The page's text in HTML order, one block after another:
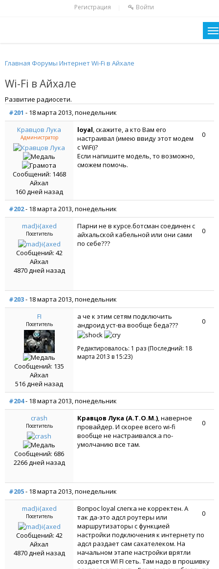
Регистрация Войти
Главная Форумы ИнтернетWi-Fi в Айхале
Wi-Fi в Айхале
Развитие радиосети.
#201 - 18 марта 2013, понедельник
Кравцов Лука
Администратор
Сообщений: 1468
Айхал
160 дней назад
0
loyal, скажите, а кто Вам его
настраивал (имею ввиду этот модем
с WiFi)?
Если напишите модель, то возможно,
сможем помочь.
#202- 18 марта 2013, понедельник
mad}i{axed
Посетитель
Сообщений: 42
Айхал
4870 дней назад
0
Парни не в курсе.ботсман соединен с
айхальской кабельной или они сами
по себе???
#203- 18 марта 2013, понедельник
FI
Посетитель
Сообщений: 135
Айхал
516 дней назад
0
а че к этим сетям подключить
андроид уст-ва вообще беда???
Редактировалось: 1 раз (Последний: 18
марта 2013 в 15:23)
#204- 18 марта 2013, понедельник
crash
Посетитель
Сообщений: 686
2266 дней назад
0
Кравцов Лука (A.T.O.M.), наверное
провайдер. И скорее всего wi-fi
вообще не настраивался.а по-
умолчанию все там.
#205- 18 марта 2013, понедельник
mad}i{axed
Посетитель
Сообщений: 42
Айхал
4870 дней назад
0
Вопрос loyal слегка не корректен. А
так да-это адсл роутеры или
маршрутизаторы с функцией
настройки подключения к интернету по
адсл раздает сам сахателеком. На
начальном этапе настройки врятли
создается WI FI сеть. Там надо в прошивку